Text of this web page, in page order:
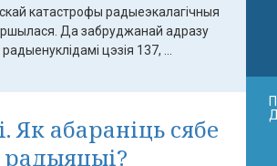
катастрофы радыеэкалагічныя
Да забруджанай адразу
цэзія 137, ...
Як абараніць сябе
радыяцыі?